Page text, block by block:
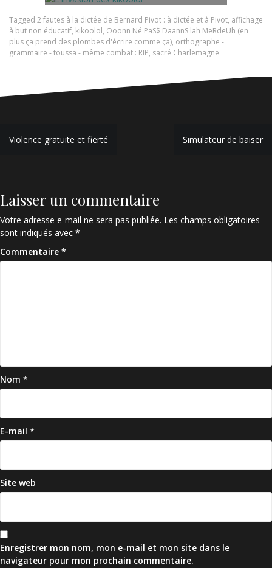
Tagged 2 fautes à la dictée de Bernard Pivot : à dictée et à Pivot, affichage
à but non éducatif, kikoolol, Ooonn Né PaS$ DaannS lah MeRdeUh (en
plus ça prend des plombes d'écrire comme ça), orthographe -
grammaire - toussa - même combat : RIP, sacré Charlemagne
Navigation
Violence gratuite et fierté Simulateur de baiser
Laisser un commentaire
Votre adresse e-mail ne sera pas publiée. Les champs obligatoires
sont indiqués avec *
Commentaire *
Nom *
E-mail *
Site web
Enregistrer mon nom, mon e-mail et mon site dans le
navigateur pour mon prochain commentaire.